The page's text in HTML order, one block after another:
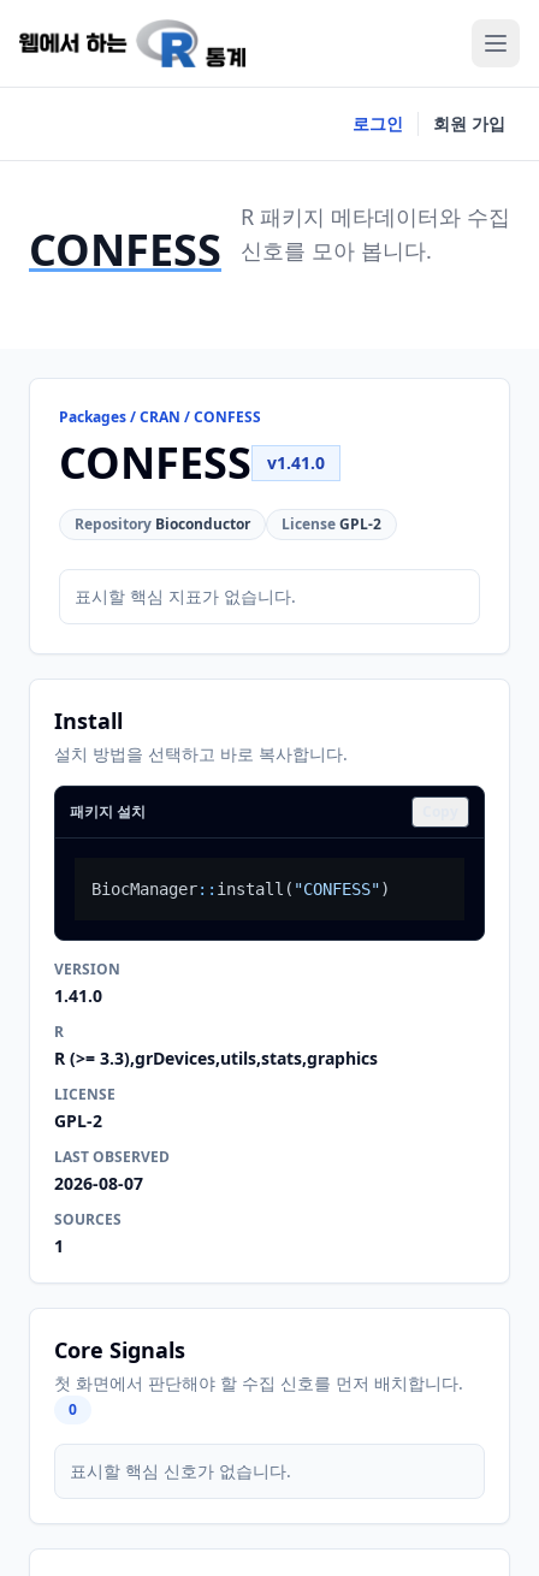
로그인 회원 가입
CONFESS
R 패키지 메타데이터와 수집
신호를 모아 봅니다.
Packages / CRAN / CONFESS
CONFESS v1.41.0
Repository Bioconductor LicenseGPL-2
표시할 핵심 지표가 없습니다.
Install
설치 방법을 선택하고 바로 복사합니다.
패키지 설치
BiocManager:: install ( "CONFESS")
VERSION
1.41.0
R
R (>= 3.3),grDevices,utils,stats,graphics
LICENSE
GPL-2
LAST OBSERVED
2026-08-07
SOURCES
1
Core Signals
첫 화면에서 판단해야 할 수집 신호를 먼저 배치합니다.
0
표시할 핵심 신호가 없습니다.